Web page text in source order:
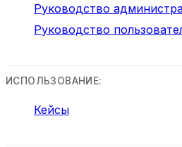
Руководство
Руководство
ИСПОЛЬЗОВАНИЕ:
Кейсы